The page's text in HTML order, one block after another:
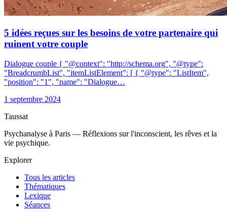
5 idées reçues sur les besoins de votre partenaire qui
ruinent votre couple
Dialogue couple { "@context": "http://schema.org", "@type":
"BreadcrumbList", "itemListElement": [ { "@type": "ListItem",
"position": "1", "name": "Dialogue…
1 septembre 2024
Taussat
Psychanalyse à Paris — Réflexions sur l'inconscient, les rêves et la
vie psychique.
Explorer
Tous les articles
Thématiques
Lexique
Séances